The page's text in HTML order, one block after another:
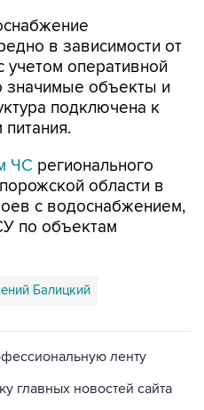
в зависимости от
учетом оперативной
значимые объекты и
подключена к
ЧС регионального
области в
с водоснабжением,
по объектам
Балицкий
ленту
главных новостей сайта